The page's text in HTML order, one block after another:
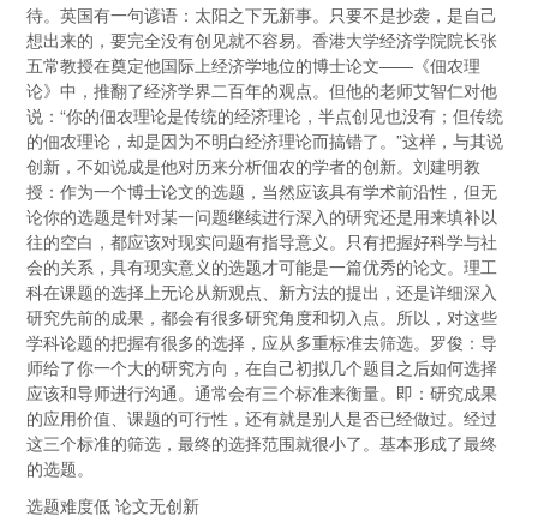
待。英国有一句谚语：太阳之下无新事。只要不是抄袭，是自己
想出来的，要完全没有创见就不容易。香港大学经济学院院长张
五常教授在奠定他国际上经济学地位的博士论文——《佃农理
论》中，推翻了经济学界二百年的观点。但他的老师艾智仁对他
说：“你的佃农理论是传统的经济理论，半点创见也没有；但传统
的佃农理论，却是因为不明白经济理论而搞错了。”这样，与其说
创新，不如说成是他对历来分析佃农的学者的创新。刘建明教
授：作为一个博士论文的选题，当然应该具有学术前沿性，但无
论你的选题是针对某一问题继续进行深入的研究还是用来填补以
往的空白，都应该对现实问题有指导意义。只有把握好科学与社
会的关系，具有现实意义的选题才可能是一篇优秀的论文。理工
科在课题的选择上无论从新观点、新方法的提出，还是详细深入
研究先前的成果，都会有很多研究角度和切入点。所以，对这些
学科论题的把握有很多的选择，应从多重标准去筛选。罗俊：导
师给了你一个大的研究方向，在自己初拟几个题目之后如何选择
应该和导师进行沟通。通常会有三个标准来衡量。即：研究成果
的应用价值、课题的可行性，还有就是别人是否已经做过。经过
这三个标准的筛选，最终的选择范围就很小了。基本形成了最终
的选题。
选题难度低 论文无创新